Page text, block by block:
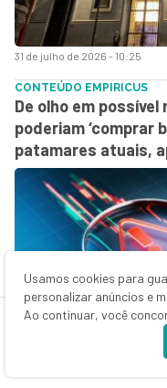
31 de julho de 2026 - 10:25
CONTEÚDO EMPIRICUS
De olho em
poderiam ‘comprar
patamares atuais,
Usamos cookies para
personalizar anúncios e
Ao continuar, você